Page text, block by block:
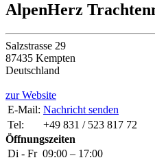
AlpenHerz
Salzstrasse 29
87435 Kempten
Deutschland
zur Website
E-Mail: Nachricht senden
Tel:
+49 831 / 523 817 72
Öffnungszeiten
Di - Fr 09:00 – 17:00